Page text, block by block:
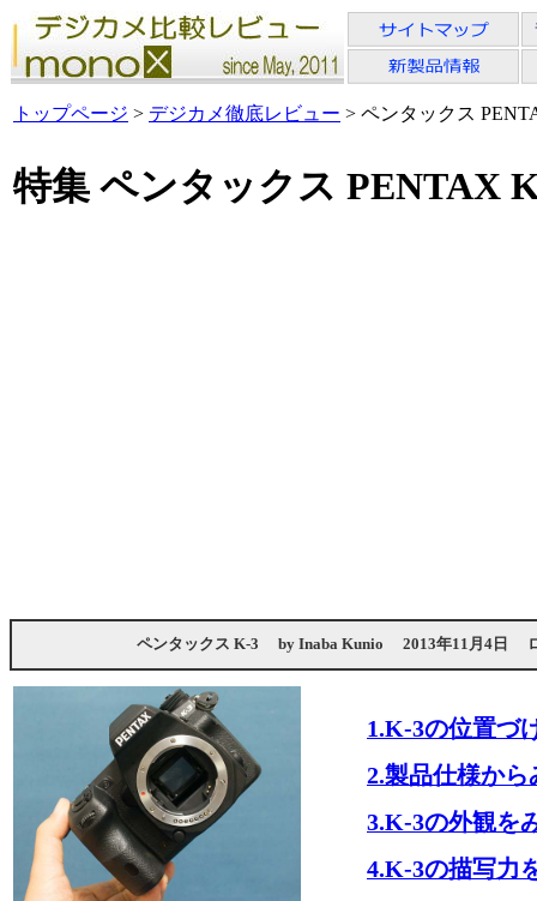
トップページ > デジカメ徹底レビュー > ペンタックス
特集 ペンタックス PENTAX
ペンタックス K-3 by Inaba Kunio 2013年11月4日
1.K-3の位置づ
2.製品仕様から
3.K-3の外観を
4.K-3の描写力